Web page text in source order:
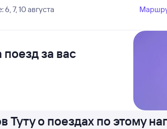
7, 10 августа
за вас
Туту о поездах по этому